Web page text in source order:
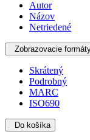
Autor
Názov
Netriedené
Zobrazovacie
Skrátený
Podrobný
MARC
ISO690
Do košíka